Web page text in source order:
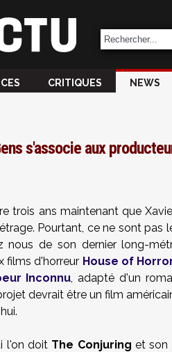
CRITIQUES NEWS
s'associe aux
trois ans maintenant que
Pourtant, ce ne sont pas
nous de son dernier long-
films d'horreur House of
Inconnu, adapté d'un
devrait être un film
l'on doit The Conjuring et son